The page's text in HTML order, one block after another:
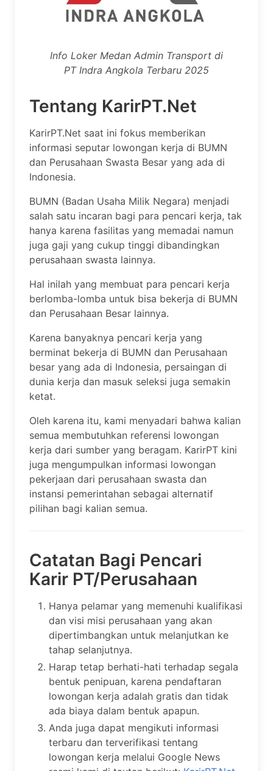
Info Loker Medan Admin Transport di
PT Indra Angkola Terbaru 2025
Tentang KarirPT.Net
KarirPT.Net saat ini fokus memberikan
informasi seputar lowongan kerja di BUMN
dan Perusahaan Swasta Besar yang ada di
Indonesia.
BUMN (Badan Usaha Milik Negara) menjadi
salah satu incaran bagi para pencari kerja, tak
hanya karena fasilitas yang memadai namun
juga gaji yang cukup tinggi dibandingkan
perusahaan swasta lainnya.
Hal inilah yang membuat para pencari kerja
berlomba-lomba untuk bisa bekerja di BUMN
dan Perusahaan Besar lainnya.
Karena banyaknya pencari kerja yang
berminat bekerja di BUMN dan Perusahaan
besar yang ada di Indonesia, persaingan di
dunia kerja dan masuk seleksi juga semakin
ketat.
Oleh karena itu, kami menyadari bahwa kalian
semua membutuhkan referensi lowongan
kerja dari sumber yang beragam. KarirPT kini
juga mengumpulkan informasi lowongan
pekerjaan dari perusahaan swasta dan
instansi pemerintahan sebagai alternatif
pilihan bagi kalian semua.
Catatan Bagi Pencari
Karir PT/Perusahaan
Hanya pelamar yang memenuhi kualifikasi
dan visi misi perusahaan yang akan
dipertimbangkan untuk melanjutkan ke
tahap selanjutnya.
Harap tetap berhati-hati terhadap segala
bentuk penipuan, karena pendaftaran
lowongan kerja adalah gratis dan tidak
ada biaya dalam bentuk apapun.
Anda juga dapat mengikuti informasi
terbaru dan terverifikasi tentang
lowongan kerja melalui Google News